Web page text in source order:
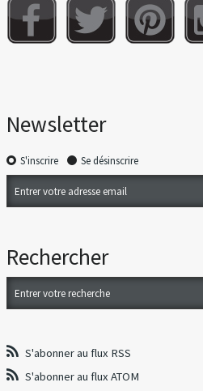
Newsletter
S'inscrire Se désinscrire
Rechercher
S'abonner au flux RSS
S'abonner au flux ATOM